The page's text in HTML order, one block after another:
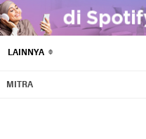
LAINNYA
MITRA